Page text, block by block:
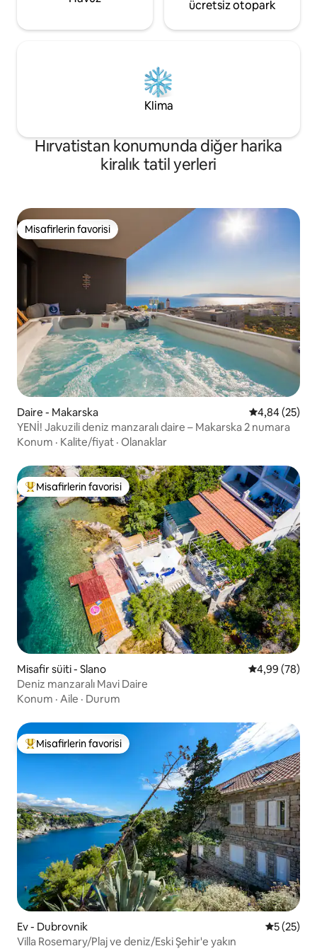
ücretsiz otopark
Klima
Hırvatistan konumunda diğer harika
kiralık tatil yerleri
Misafirlerin favorisi
Misafirlerin favorisi
Daire - Makarska 5 üzerinden
4,84 (25)
YENİ! Jakuzili deniz manzaralı daire – Makarska 2 numara
Konum · Kalite/fiyat · Olanaklar
Misafirlerin favorilerinden en beğenilenler arasında
Misafirlerin favorisi
Misafir süiti - Slano 5 üzerinden
4,99 (78)
Deniz manzaralı Mavi Daire
Konum · Aile · Durum
Misafirlerin favorilerinden en beğenilenler arasında
Misafirlerin favorisi
Ev - Dubrovnik 55 (25)
Villa Rosemary/Plaj ve deniz/Eski Şehir'e yakın